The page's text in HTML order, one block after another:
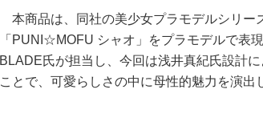
本商品は、同社の美少女プラモデルシリー
「PUNI☆MOFU シャオ」をプラモデルで表
BLADE氏が担当し、今回は浅井真紀氏設計
ことで、可愛らしさの中に母性的魅力を演出